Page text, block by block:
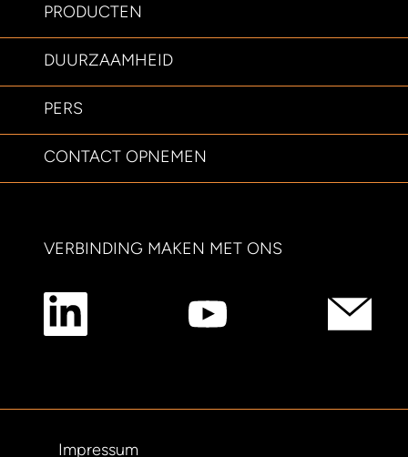
PRODUCTEN
DUURZAAMHEID
PERS
CONTACT OPNEMEN
VERBINDING MAKEN MET ONS
Impressum